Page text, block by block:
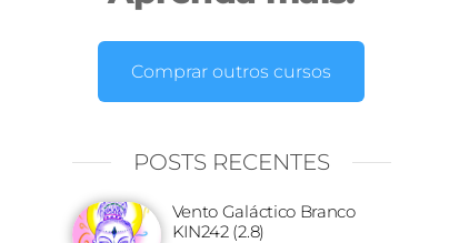
Comprar outros cursos
POSTS RECENTES
Vento Galáctico Branco
KIN242 (2.8)